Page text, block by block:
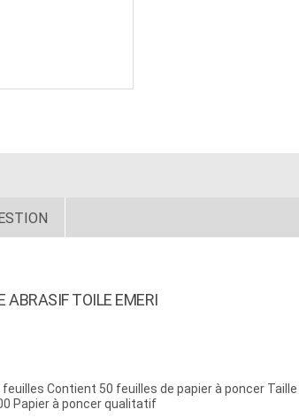
ABRASIF TOILE EMERI
feuilles Contient 50 feuilles de papier à poncer
Papier à poncer qualitatif